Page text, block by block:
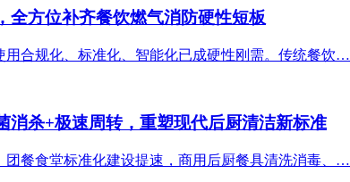
全方位补齐餐饮燃气消防硬性短板
合规化、标准化、智能化已成硬性刚需。传统餐饮…
杀+极速周转，重塑现代后厨清洁新标准
餐食堂标准化建设提速，商用后厨餐具清洗消毒、…